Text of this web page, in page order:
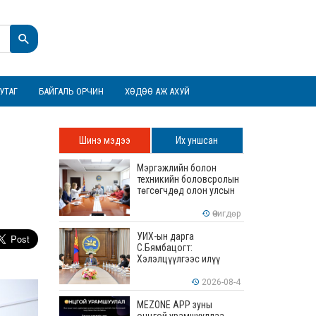
БАЙГАЛЬ ОРЧИН ХӨДӨӨ АЖ АХУЙ
Шинэ мэдээ Их уншсан
Мэргэжлийн болон
техникийн боловсролын
төгсөгчдөд олон улсын
зөвшөөрөгдөх ур
чадваруудыг олгоно
Өчигдөр
УИХ-ын дарга
С.Бямбацогт:
Хэлэлцүүлгээс илүү
илүү бодит үр дүн чухал
2026-08-4
MEZONE APP зуны